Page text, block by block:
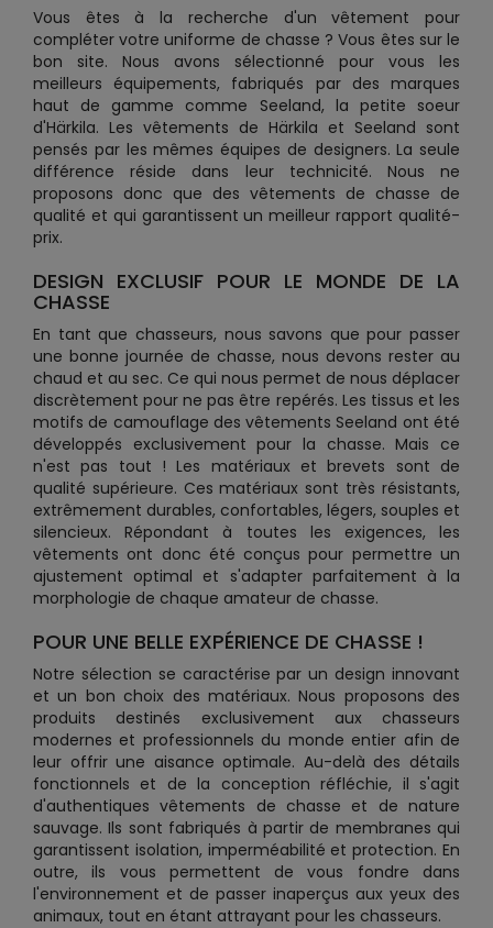
Vous êtes à la recherche d'un vêtement pour
compléter votre uniforme de chasse ? Vous êtes sur le
bon site. Nous avons sélectionné pour vous les
meilleurs équipements, fabriqués par des marques
haut de gamme comme Seeland, la petite soeur
d'Härkila. Les vêtements de Härkila et Seeland sont
pensés par les mêmes équipes de designers. La seule
différence réside dans leur technicité. Nous ne
proposons donc que des vêtements de chasse de
qualité et qui garantissent un meilleur rapport qualité-
prix.
DESIGN EXCLUSIF POUR LE MONDE DE LA
CHASSE
En tant que chasseurs, nous savons que pour passer
une bonne journée de chasse, nous devons rester au
chaud et au sec. Ce qui nous permet de nous déplacer
discrètement pour ne pas être repérés. Les tissus et les
motifs de camouflage des vêtements Seeland ont été
développés exclusivement pour la chasse. Mais ce
n'est pas tout ! Les matériaux et brevets sont de
qualité supérieure. Ces matériaux sont très résistants,
extrêmement durables, confortables, légers, souples et
silencieux. Répondant à toutes les exigences, les
vêtements ont donc été conçus pour permettre un
ajustement optimal et s'adapter parfaitement à la
morphologie de chaque amateur de chasse.
POUR UNE BELLE EXPÉRIENCE DE CHASSE !
Notre sélection se caractérise par un design innovant
et un bon choix des matériaux. Nous proposons des
produits destinés exclusivement aux chasseurs
modernes et professionnels du monde entier afin de
leur offrir une aisance optimale. Au-delà des détails
fonctionnels et de la conception réfléchie, il s'agit
d'authentiques vêtements de chasse et de nature
sauvage. Ils sont fabriqués à partir de membranes qui
garantissent isolation, imperméabilité et protection. En
outre, ils vous permettent de vous fondre dans
l'environnement et de passer inaperçus aux yeux des
animaux, tout en étant attrayant pour les chasseurs.